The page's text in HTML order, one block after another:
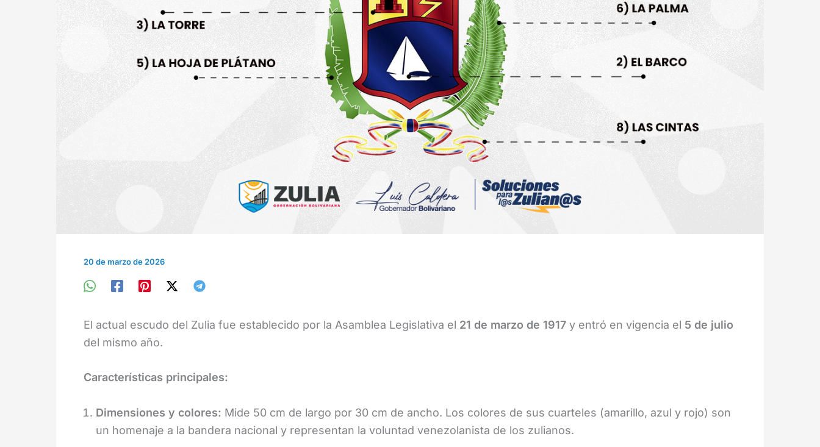
20 de marzo de 2026
El actual escudo del Zulia fue establecido por la Asamblea Legislativa el 21 de marzo de 1917 y entró en vigencia el 5 de julio
del mismo año.
Características principales:
Dimensiones y colores: Mide 50 cm de largo por 30 cm de ancho. Los colores de sus cuarteles (amarillo, azul y rojo) son
un homenaje a la bandera nacional y representan la voluntad venezolanista de los zulianos.